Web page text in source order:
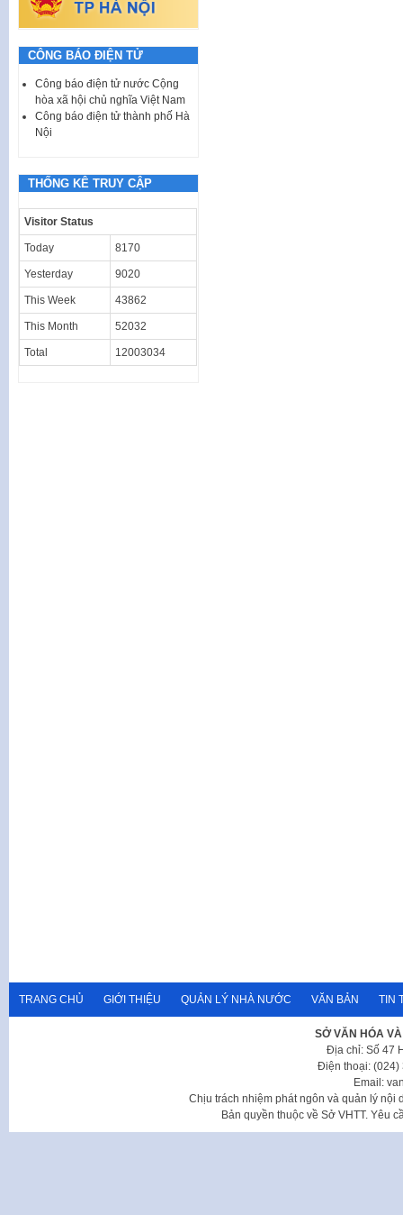
CÔNG BÁO ĐIỆN TỬ
Công báo điện tử nước Cộng
hòa xã hội chủ nghĩa Việt Nam
Công báo điện tử thành phố Hà
Nội
THỐNG KÊ TRUY CẬP
Visitor Status
Today 8170
Yesterday 9020
This Week 43862
This Month 52032
Total 12003034
TRANG CHỦ GIỚI THIỆU QUẢN LÝ NHÀ NƯỚC VĂN BẢN TIN
SỞ VĂN HÓA
Địa chỉ: Số 47
Điện thoại: (024)
Email:
Chịu trách nhiệm phát ngôn và quản lý nội
Bản quyền thuộc về Sở VHTT. Yêu